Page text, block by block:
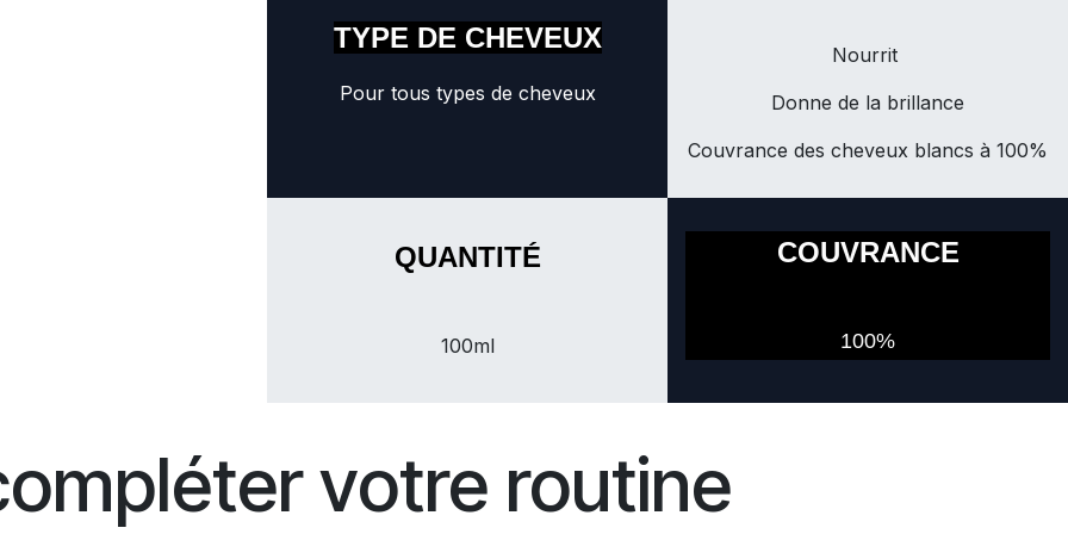
TYPE DE CHEVEUX
Pour tous types de cheveux
Nourrit
Donne de la brillance
Couvrance des cheveux blancs à 100%
QUANTITÉ
100ml
COUVRANCE
100%
votre routine